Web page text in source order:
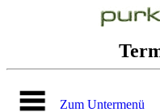
Zum Untermenü